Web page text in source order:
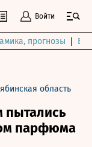
Войти
прогнозы
область
парфюма